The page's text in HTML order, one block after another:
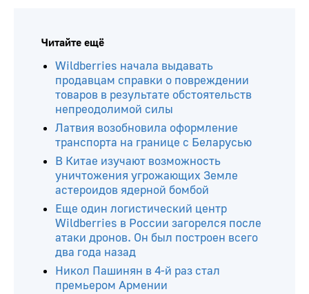
Читайте ещё
Wildberries начала выдавать
продавцам справки о повреждении
товаров в результате обстоятельств
непреодолимой силы
Латвия возобновила оформление
транспорта на границе с Беларусью
В Китае изучают возможность
уничтожения угрожающих Земле
астероидов ядерной бомбой
Еще один логистический центр
Wildberries в России загорелся после
атаки дронов. Он был построен всего
два года назад
Никол Пашинян в 4-й раз стал
премьером Армении